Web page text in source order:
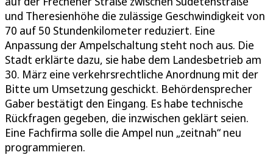
und Theresienhöhe die zulässige Geschwindigkeit von
70 auf 50 Stundenkilometer reduziert. Eine
Anpassung der Ampelschaltung steht noch aus. Die
Stadt erklärte dazu, sie habe dem Landesbetrieb am
30. März eine verkehrsrechtliche Anordnung mit der
Bitte um Umsetzung geschickt. Behördensprecher
Gaber bestätigt den Eingang. Es habe technische
Rückfragen gegeben, die inzwischen geklärt seien.
Eine Fachfirma solle die Ampel nun „zeitnah“ neu
programmieren.